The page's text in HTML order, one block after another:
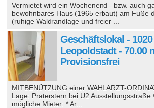
Vermietet wird ein Wochenend - bzw. auch
bewohnbares Haus (1965 erbaut) am Fuße
(ruhige Waldrandlage und freier ...
Geschäftslokal -
Leopoldstadt - 70.00
Provisionsfrei
MITBENÜTZUNG einer WAHLARZT-
Lage: Praterstern bei U2 Ausstellungsstraße
mögliche Mieter: * Ar...